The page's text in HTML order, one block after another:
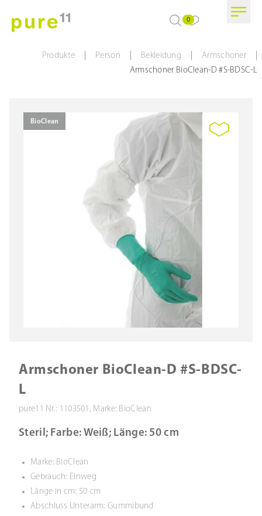
0
Produkte Person Bekleidung Armschoner
Armschoner BioClean-D #S-BDSC-L
BioClean
Armschoner BioClean-D #S-BDSC-
L
pure11 Nr.: 1103501, Marke: BioClean
Steril; Farbe: Weiß; Länge: 50 cm
Marke: BioClean
Gebrauch: Einweg
Länge in cm: 50 cm
Abschluss Unterarm: Gummibund